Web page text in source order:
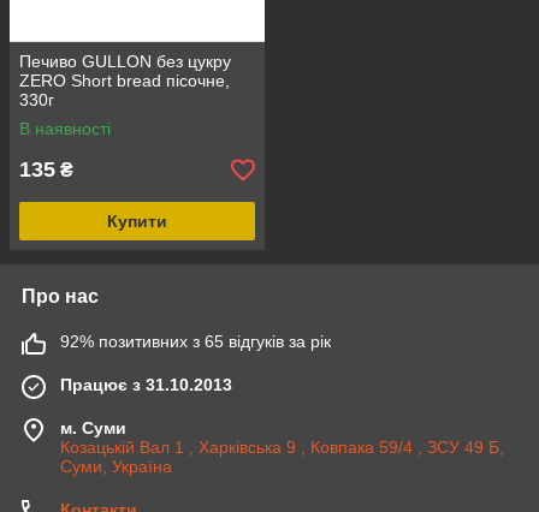
Печиво GULLON без цукру
ZERO Short bread пісочне,
330г
В наявності
135 ₴
Купити
Про нас
92% позитивних з 65 відгуків за рік
Працює з 31.10.2013
м. Суми
Козацькій Вал 1 , Харківська 9 , Ковпака 59/4 , ЗСУ 49 Б,
Суми, Україна